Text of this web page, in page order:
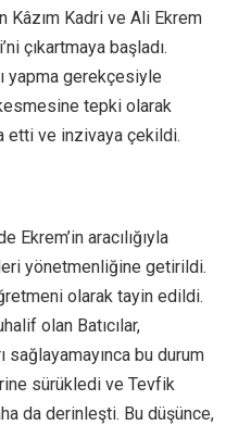
Kâzım Kadri ve Ali Ekrem
çıkartmaya başladı.
yapma gerekçesiyle
tepki olarak
etti ve inzivaya çekildi.
Ekrem’in aracılığıyla
yönetmenliğine getirildi.
olarak tayin edildi.
olan Batıcılar,
bu durum
sürükledi ve Tevfik
da derinleşti. Bu düşünce,